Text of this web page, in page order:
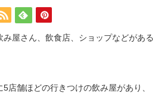
屋さん、飲食店、ショップなどがある
店舗ほどの行きつけの飲み屋があり、